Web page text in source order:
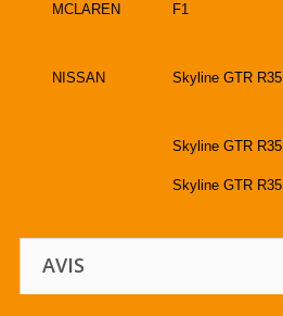
MCLAREN F1
NISSAN Skyline GTR R35
Skyline GTR R35
Skyline GTR R35
AVIS